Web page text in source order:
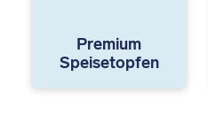
Premium
Speisetopfen